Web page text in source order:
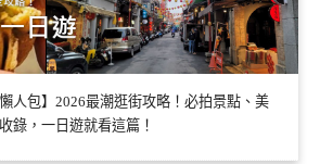
人包】2026最潮逛街攻略！必拍景點、美
錄，一日遊就看這篇！